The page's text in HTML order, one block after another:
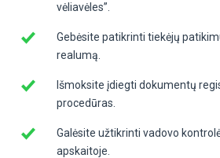
vėliavėles”.
Gebėsite patikrinti tiekėjų
realumą.
Išmoksite įdiegti dokumentų
procedūras.
Galėsite užtikrinti vadovo
apskaitoje.